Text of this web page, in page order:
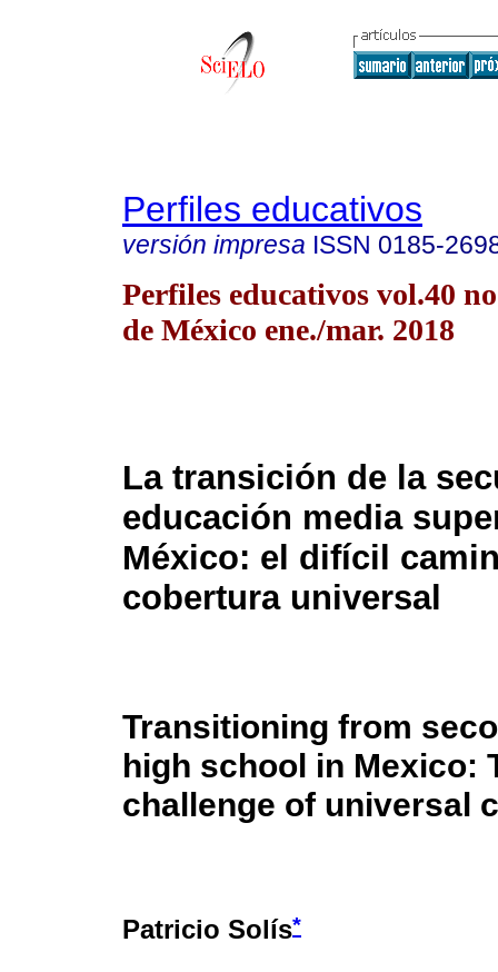
Perfiles educativos
versión impresa ISSN 0185-
Perfiles educativos vol.40
de México ene./mar. 2018
La transición de la
educación media
México: el difícil
cobertura universal
Transitioning from
high school in Mexico:
challenge of universal
Patricio Solís*